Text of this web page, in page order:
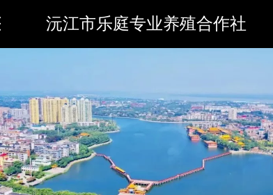
沅江市乐庭专业养殖合作社